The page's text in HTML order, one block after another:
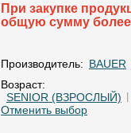
При закупке
общую сумму более
Производитель: BAUER
Возраст:
SENIOR (ВЗРОСЛЫЙ)
Отменить выбор